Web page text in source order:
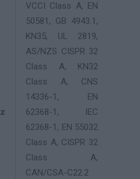
VCCI Class A, EN
50581, GB 4943.1,
KN35, UL 2819,
AS/NZS CISPR 32
Class A, KN32
Class A, CNS
14336-1, EN
62368-1, IEC
62368-1, EN 55032
Class A, CISPR 32
Class A,
CAN/CSA-C22.2